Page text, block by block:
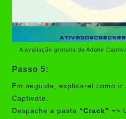
A avaliação gratuita do Adobe
Passo 5:
Em seguida, explicarei como ir
Captivate.
Despache a pasta “Crack” =>